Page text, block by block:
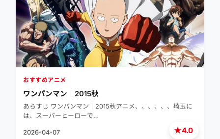
★4.0
おすすめアニメ
ワンパンマン｜2015秋
あらすじ ワンパンマン｜2015秋アニメ、、、、、、埼玉に
は、スーパーヒーローで…
2026-04-07